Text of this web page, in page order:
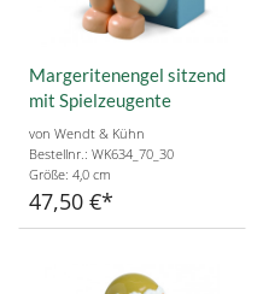
Margeritenengel sitzend
mit Spielzeugente
von Wendt & Kühn
Bestellnr.: WK634_70_30
Größe: 4,0 cm
47,50 €